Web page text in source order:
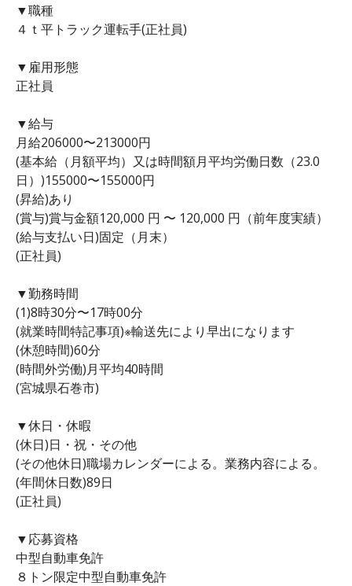
▼職種
４ｔ平トラック運転手(正社員)
▼雇用形態
正社員
▼給与
月給206000〜213000円
(基本給（月額平均）又は時間額月平均労働日数（23.0
日）)155000〜155000円
(昇給)あり
(賞与)賞与金額120,000 円 〜 120,000 円（前年度実績）
(給与支払い日)固定（月末）
(正社員)
▼勤務時間
(1)8時30分〜17時00分
(就業時間特記事項)※輸送先により早出になります
(休憩時間)60分
(時間外労働)月平均40時間
(宮城県石巻市)
▼休日・休暇
(休日)日・祝・その他
(その他休日)職場カレンダーによる。業務内容による。
(年間休日数)89日
(正社員)
▼応募資格
中型自動車免許
８トン限定中型自動車免許